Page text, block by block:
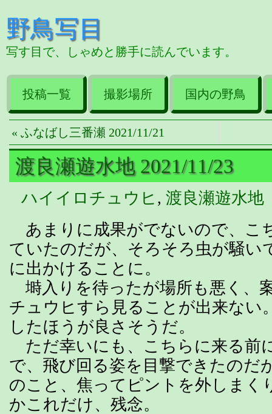
野鳥写目
写す目で、しゃめと勝手に読んでいます。
投稿一覧 撮影場所 国内の野鳥
« ふなばし三番瀬 2021/11/21
渡良瀬遊水地 2021/11/23
ハイイロチュウヒ , 渡良瀬遊水地
あまりに成果がでないので、こ
ていたのだが、そろそろ虫が騒い
に出かけることに。
塒入りを待ったが場所も悪く、
チュウヒすら見ることが出来な
したほうが良さそうだ。
ただ幸いにも、こちらに来る前
で、飛び回る姿を目撃できたのだ
のこと、焦ってピントを外しまく
かこれだけ、残念。